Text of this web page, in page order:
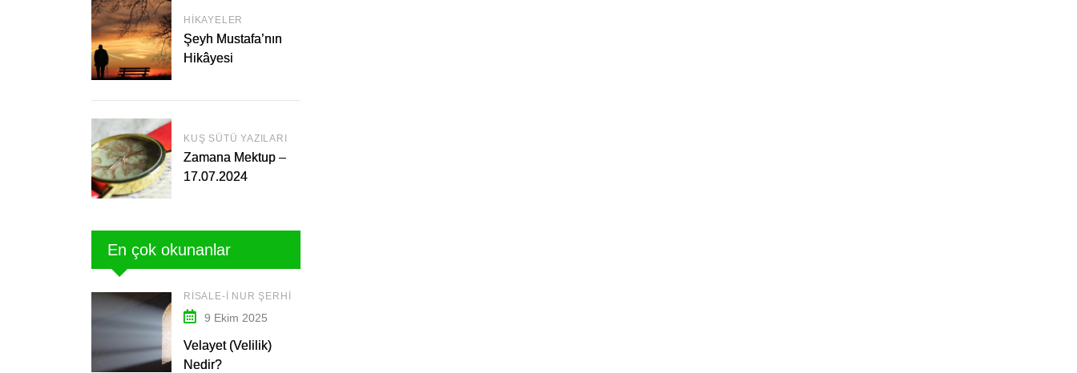
HIKAYELER
Şeyh Mustafa’nın
Hikâyesi
KUŞ SÜTÜ YAZILARI
Zamana Mektup –
17.07.2024
En çok okunanlar
RISALE-I NUR ŞERHI
9 Ekim 2025
Velayet (Velilik)
Nedir?